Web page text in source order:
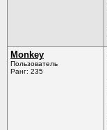
Monkey
Пользователь
Ранг: 235